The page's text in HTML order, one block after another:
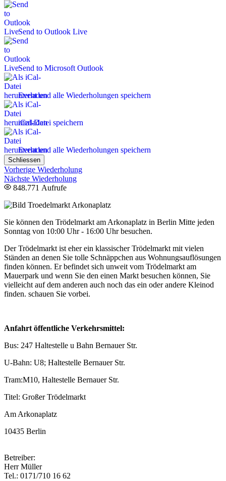
Send to Outlook Live
Send to Microsoft Outlook
Event und alle Wiederholungen speichern
iCal-Datei speichern
Event und alle Wiederholungen speichern
Schliessen
Vorherige Wiederholung
Nächste Wiederholung
848.771 Aufrufe
Sie können den Trödelmarkt am Arkonaplatz in Berlin Mitte jeden
Sonntag von 10:00 Uhr - 16:00 Uhr besuchen.
Der Trödelmarkt ist eher ein klassischer Trödelmarkt mit vielen
Ständen an denen Sie tolle Schnäppchen aus Wohnungsauflösungen
finden können. Er befindet sich unweit vom Trödelmarkt am
Mauerpark und wenn Sie den einen Markt besuchen können, Sie
vielleicht auf dem anderen auch noch das ein oder andere Kleinod
finden. schauen Sie vorbei.
Anfahrt öffentliche Verkehrsmittel:
Bus: 247 Haltestelle u Bahn Bernauer Str.
U-Bahn: U8; Haltestelle Bernauer Str.
Tram:M10, Haltestelle Bernauer Str.
Titel: Großer Trödelmarkt
Am Arkonaplatz
10435 Berlin
Betreiber:
Herr Müller
Tel.: 0171/710 16 62